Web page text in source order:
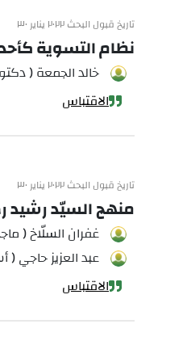
تاريخ قبول البحث ٢٠٢٢ يناير ٣٠
نظام التسوية
خالد الجمعة (
الاقتباس
تاريخ قبول البحث ٢٠٢٢ يناير ٣٠
منهج السيّد رشيد
غفران السلّاخ (
عبد العزيز حاجي
الاقتباس